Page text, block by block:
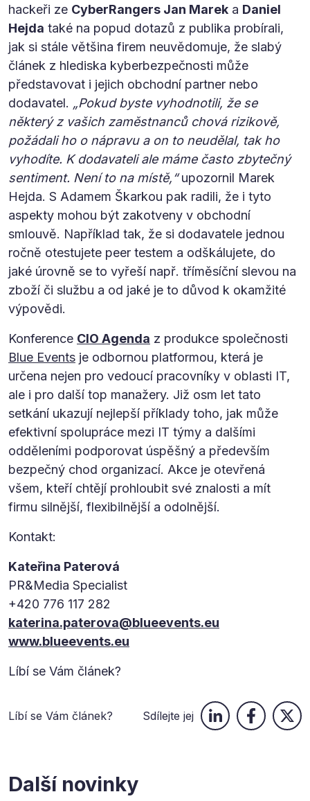
hackeři ze CyberRangers Jan Marek a Daniel
Hejda také na popud dotazů z publika probírali,
jak si stále většina firem neuvědomuje, že slabý
článek z hlediska kyberbezpečnosti může
představovat i jejich obchodní partner nebo
dodavatel. „Pokud byste vyhodnotili, že se
některý z vašich zaměstnanců chová rizikově,
požádali ho o nápravu a on to neudělal, tak ho
vyhodíte. K dodavateli ale máme často zbytečný
sentiment. Není to na místě,“upozornil Marek
Hejda. S Adamem Škarkou pak radili, že i tyto
aspekty mohou být zakotveny v obchodní
smlouvě. Například tak, že si dodavatele jednou
ročně otestujete peer testem a odškálujete, do
jaké úrovně se to vyřeší např. tříměsíční slevou na
zboží či službu a od jaké je to důvod k okamžité
výpovědi.
Konference CIO Agenda z produkce společnosti
Blue Events je odbornou platformou, která je
určena nejen pro vedoucí pracovníky v oblasti IT,
ale i pro další top manažery. Již osm let tato
setkání ukazují nejlepší příklady toho, jak může
efektivní spolupráce mezi IT týmy a dalšími
odděleními podporovat úspěšný a především
bezpečný chod organizací. Akce je otevřená
všem, kteří chtějí prohloubit své znalosti a mít
firmu silnější, flexibilnější a odolnější.
Kontakt:
Kateřina Paterová
PR&Media Specialist
+420 776 117 282
katerina.paterova@blueevents.eu
www.blueevents.eu
Líbí se Vám článek?
Líbí se Vám článek? Sdílejte jej
Další novinky